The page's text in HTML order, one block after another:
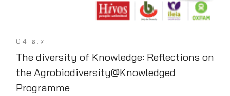
04 ธ.ค.
The diversity of Knowledge: Reflections on
the Agrobiodiversity@Knowledged
Programme